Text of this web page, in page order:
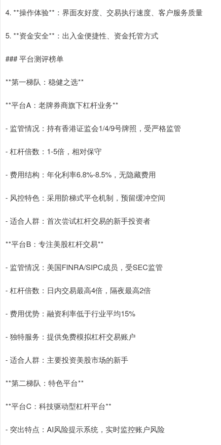
4. **操作体验**：界面友好度、交易执行速度、客户服务质量
5. **资金安全**：出入金便捷性、资金托管方式
### 平台测评榜单
**第一梯队：稳健之选**
**平台A：老牌券商旗下杠杆业务**
- 监管情况：持有香港证监会1/4/9号牌照，受严格监管
- 杠杆倍数：1-5倍，相对保守
- 费用结构：年化利率6.8%-8.5%，无隐藏费用
- 风控特色：采用阶梯式平仓机制，预留缓冲空间
- 适合人群：首次尝试杠杆交易的新手投资者
**平台B：专注美股杠杆交易**
- 监管情况：美国FINRA/SIPC成员，受SEC监管
- 杠杆倍数：日内交易最高4倍，隔夜最高2倍
- 费用优势：融资利率低于行业平均15%
- 独特服务：提供免费模拟杠杆交易账户
- 适合人群：主要投资美股市场的新手
**第二梯队：特色平台**
**平台C：科技驱动型杠杆平台**
- 突出特点：AI风险提示系统，实时监控账户风险